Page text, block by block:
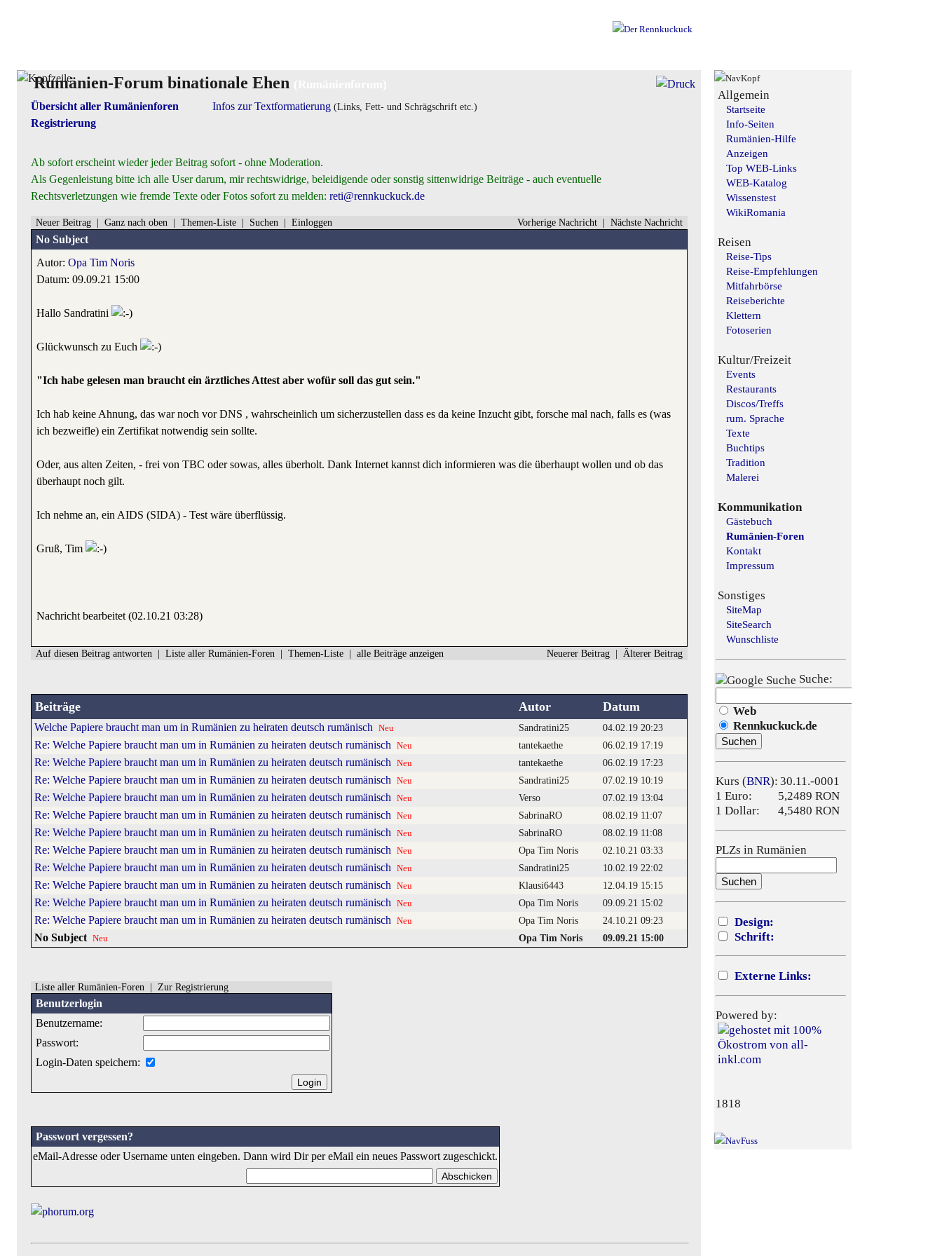
Allgemein
Startseite
Info-Seiten
Rumänien-Hilfe
Anzeigen
Top WEB-Links
WEB-Katalog
Wissenstest
WikiRomania
Reisen
Reise-Tips
Reise-Empfehlungen
Mitfahrbörse
Reiseberichte
Klettern
Fotoserien
Kultur/Freizeit
Events
Restaurants
Discos/Treffs
rum. Sprache
Texte
Buchtips
Tradition
Malerei
Kommunikation
Gästebuch
Rumänien-Foren
Kontakt
Impressum
Sonstiges
SiteMap
SiteSearch
Wunschliste
Suche:
Web
Rennkuckuck.de
Kurs (BNR): 30.11.-0001
1 Euro:
5,2489 RON
1 Dollar:
4,5480 RON
PLZs in Rumänien
Design:
Schrift:
Externe Links:
Powered by:
1818
Rumänien-Forum binationale Ehen
Übersicht aller Rumänienforen
Registrierung
Infos zur Textformatierung (Links, Fett- und Schrägschrift etc.)
Ab sofort erscheint wieder jeder Beitrag sofort - ohne Moderation.
Als Gegenleistung bitte ich alle User darum, mir rechtswidrige, beleidigende oder sonstig sittenwidrige Beiträge - auch eventuelle
Rechtsverletzungen wie fremde Texte oder Fotos sofort zu melden: reti@rennkuckuck.de
Neuer Beitrag| Ganz nach oben| Themen-Liste| Suchen| Einloggen Vorherige Nachricht| Nächste Nachricht
No Subject
Autor: Opa Tim Noris
Datum: 09.09.21 15:00
Hallo Sandratini
Glückwunsch zu Euch
"Ich habe gelesen man braucht ein ärztliches Attest aber wofür soll das gut sein."
Ich hab keine Ahnung, das war noch vor DNS , wahrscheinlich um sicherzustellen dass es da keine Inzucht gibt, forsche mal nach, falls es (was
ich bezweifle) ein Zertifikat notwendig sein sollte.
Oder, aus alten Zeiten, - frei von TBC oder sowas, alles überholt. Dank Internet kannst dich informieren was die überhaupt wollen und ob das
überhaupt noch gilt.
Ich nehme an, ein AIDS (SIDA) - Test wäre überflüssig.
Gruß, Tim
Nachricht bearbeitet (02.10.21 03:28)
Auf diesen Beitrag antworten| Liste aller Rumänien-Foren| Themen-Liste| alle Beiträge anzeigen Neuerer Beitrag| Älterer Beitrag
Beiträge Autor Datum
Welche Papiere braucht man um in Rumänien zu heiraten deutsch rumänisch Neu Sandratini25 04.02.19 20:23
Re: Welche Papiere braucht man um in Rumänien zu heiraten deutsch rumänisch Neu tantekaethe 06.02.19 17:19
Re: Welche Papiere braucht man um in Rumänien zu heiraten deutsch rumänisch Neu tantekaethe 06.02.19 17:23
Re: Welche Papiere braucht man um in Rumänien zu heiraten deutsch rumänisch Neu Sandratini25 07.02.19 10:19
Re: Welche Papiere braucht man um in Rumänien zu heiraten deutsch rumänisch Neu Verso 07.02.19 13:04
Re: Welche Papiere braucht man um in Rumänien zu heiraten deutsch rumänisch Neu SabrinaRO 08.02.19 11:07
Re: Welche Papiere braucht man um in Rumänien zu heiraten deutsch rumänisch Neu SabrinaRO 08.02.19 11:08
Re: Welche Papiere braucht man um in Rumänien zu heiraten deutsch rumänisch Neu Opa Tim Noris 02.10.21 03:33
Re: Welche Papiere braucht man um in Rumänien zu heiraten deutsch rumänisch Neu Sandratini25 10.02.19 22:02
Re: Welche Papiere braucht man um in Rumänien zu heiraten deutsch rumänisch Neu Klausi6443 12.04.19 15:15
Re: Welche Papiere braucht man um in Rumänien zu heiraten deutsch rumänisch Neu Opa Tim Noris 09.09.21 15:02
Re: Welche Papiere braucht man um in Rumänien zu heiraten deutsch rumänisch Neu Opa Tim Noris 24.10.21 09:23
No Subject Neu Opa Tim Noris 09.09.21 15:00
Liste aller Rumänien-Foren| Zur Registrierung
Benutzerlogin
Benutzername:
Passwort:
Login-Daten speichern:
Passwort vergessen?
eMail-Adresse oder Username unten eingeben. Dann wird Dir per eMail ein neues Passwort zugeschickt.